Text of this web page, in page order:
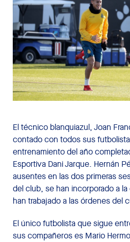
El técnico blanquiazul, Joan
contado con todos sus
entrenamiento del año
Esportiva Dani Jarque. Hernán
ausentes en las dos primeras
del club, se han incorporado a
han trabajado a las órdenes del
El único futbolista que sigue
sus compañeros es Mario